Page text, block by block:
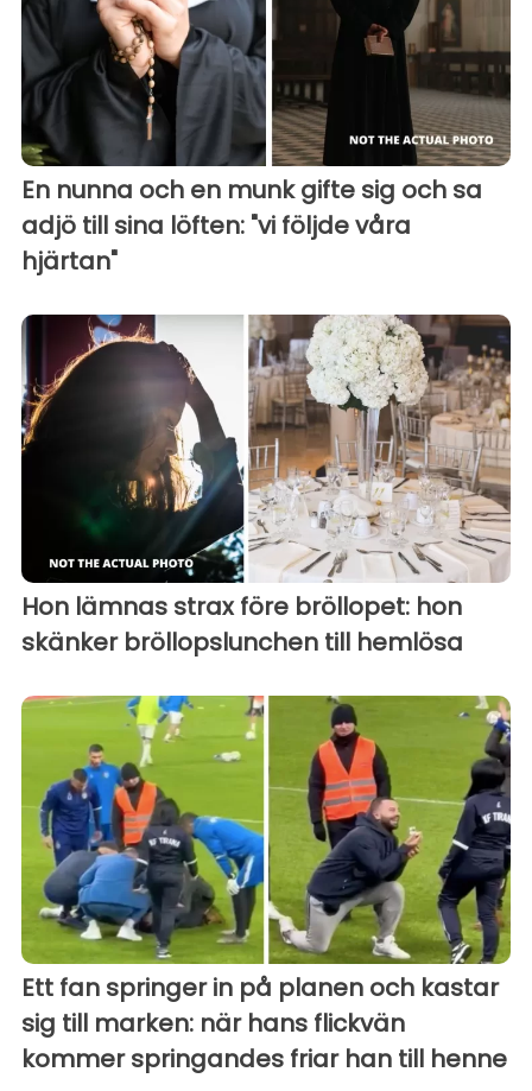
En nunna och en munk gifte sig och sa
adjö till sina löften: "vi följde våra
hjärtan"
Hon lämnas strax före bröllopet: hon
skänker bröllopslunchen till hemlösa
Ett fan springer in på planen och kastar
sig till marken: när hans flickvän
kommer springandes friar han till henne